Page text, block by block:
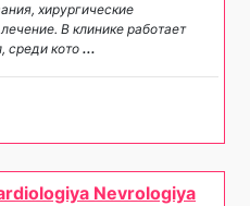
хирургические
В клинике работает
среди кото ...
Nevrologiya